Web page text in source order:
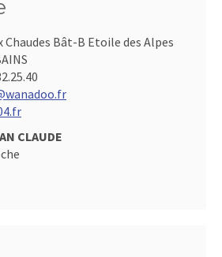
Chaudes Bât-B Etoile des Alpes
CLAUDE